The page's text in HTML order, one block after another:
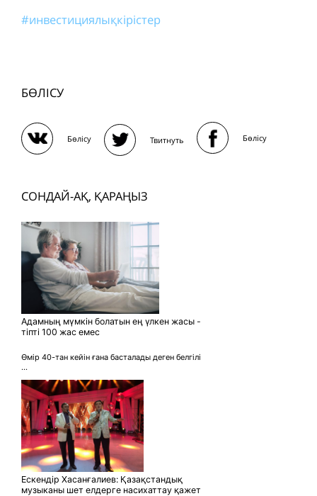
#инвестициялықкірістер
БӨЛІСУ
Бөлісу Твитнуть Бөлісу
СОНДАЙ-АҚ, ҚАРАҢЫЗ
Адамның мүмкін болатын ең үлкен жасы -
тіпті 100 жас емес
Өмір 40-тан кейін ғана басталады деген белгілі
...
Ескендір Хасанғалиев: Қазақстандық
музыканы шет елдерге насихаттау қажет